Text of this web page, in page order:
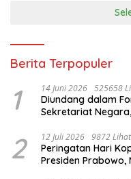
Berita Terpopuler
1 14 Juni 2026 525658
Diundang dalam
Sekretariat
2 12 Juli 2026 9872 Lihat
Peringatan Hari
Presiden Prabowo,